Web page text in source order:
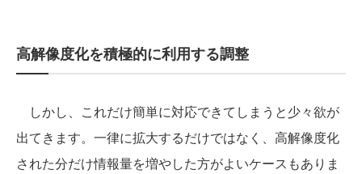
高解像度化を積極的に利用する調整
しかし、これだけ簡単に対応できてしまうと少々欲が
出てきます。一律に拡大するだけではなく、高解像度化
された分だけ情報量を増やした方がよいケースもありま